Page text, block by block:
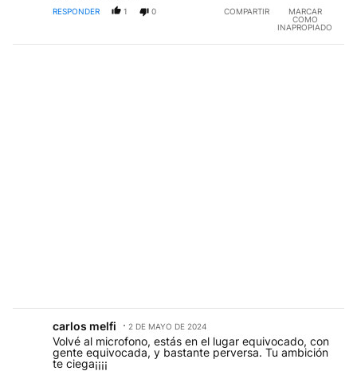
RESPONDER 1 0 COMPARTIR
MARCAR
COMO
INAPROPIADO
carlos melfi 2 DE MAYO DE 2024
Volvé al microfono, estás en el lugar equivocado, con
gente equivocada, y bastante perversa. Tu ambición
te ciega¡¡¡¡